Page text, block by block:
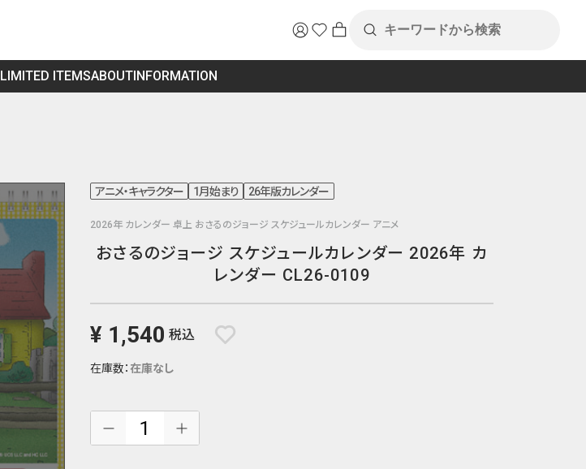
LIMITED ITEMSABOUTINFORMATION
アニメ・キャラクター 1月始まり 26年版カレンダー
2026年 カレンダー 卓上 おさるのジョージ スケジュールカレンダー アニメ
おさるのジョージ スケジュールカレンダー 2026年 カ
レンダー CL26-0109
¥ 1,540 税込
在庫数：在庫なし